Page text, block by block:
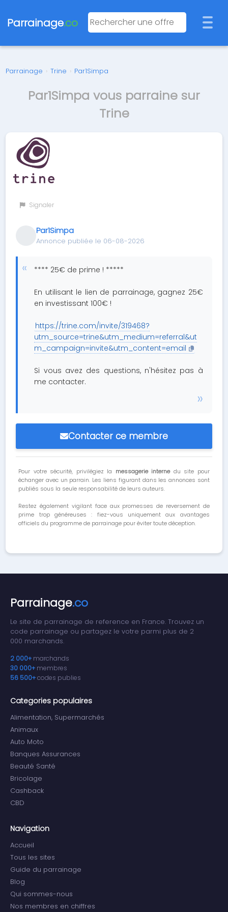
Parrainage.co
Parrainage › Trine › Par1Simpa
Par1Simpa vous parraine sur
Trine
Signaler
Par1Simpa
Annonce publiée le 06-08-2026
**** 25€ de prime ! *****
En utilisant le lien de parrainage, gagnez 25€
en investissant 100€ !
https://trine.com/invite/319468?
utm_source=trine&utm_medium=referral&ut
m_campaign=invite&utm_content=email
Si vous avez des questions, n'hésitez pas à
me contacter.
Contacter ce membre
Pour votre sécurité, privilégiez la messagerie internedu site pour
échanger avec un parrain. Les liens figurant dans les annonces sont
publiés sous la seule responsabilité de leurs auteurs.
Restez également vigilant face aux promesses de reversement de
prime trop généreuses : fiez-vous uniquement aux avantages
officiels du programme de parrainage pour éviter toute déception.
Parrainage.co
Le site de parrainage de reference en France. Trouvez un
code parrainage ou partagez le votre parmi plus de 2
000 marchands.
2 000+ marchands
30 000+ membres
56 500+codes publies
Categories populaires
Alimentation, Supermarchés
Animaux
Auto Moto
Banques Assurances
Beauté Santé
Bricolage
Cashback
CBD
Navigation
Accueil
Tous les sites
Guide du parrainage
Blog
Qui sommes-nous
Nos membres en chiffres